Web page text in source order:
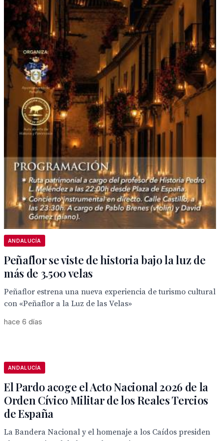
ANDALUCÍA
Peñaflor se viste de historia bajo la luz de
más de 3.500 velas
Peñaflor estrena una nueva experiencia de turismo cultural
con «Peñaflor a la Luz de las Velas»
hace 6 días
ANDALUCÍA
El Pardo acoge el Acto Nacional 2026 de la
Orden Cívico Militar de los Reales Tercios
de España
La Bandera Nacional y el homenaje a los Caídos presiden